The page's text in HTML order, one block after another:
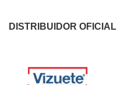
DISTRIBUIDOR OFICIAL